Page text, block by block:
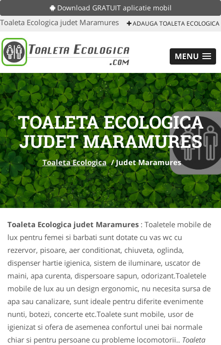
Download GRATUIT aplicatie mobil
Toaleta Ecologica judet Maramures ADAUGA TOALETA ECOLOGICA
MENU
TOALETA ECOLOGICA
JUDET MARAMURES
Toaleta Ecologica /Judet Maramures
Toaleta Ecologica judet Maramures : Toaletele mobile de
lux pentru femei si barbati sunt dotate cu vas wc cu
rezervor, pisoare, aer conditionat, chiuveta, oglinda,
dispenser hartie igienica, sistem de iluminare, uscator de
maini, apa curenta, dispersoare sapun, odorizant.Toaletele
mobile de lux au un design ergonomic, nu necesita sursa de
apa sau canalizare, sunt ideale pentru diferite evenimente
nunti, botezi, concerte etc.Toalete sunt mobile, usor de
igienizat si ofera de asemenea confortul unei bai normale
chiar si pentru persoane cu probleme locomotorii.. Toaleta